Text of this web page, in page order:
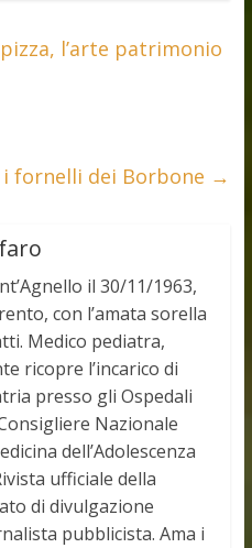
l’arte patrimonio
i fornelli dei Borbone →
il 30/11/1963,
con l’amata sorella
Medico pediatra,
ricopre l’incarico di
presso gli Ospedali
Nazionale
dell’Adolescenza
ufficiale della
di divulgazione
pubblicista. Ama i